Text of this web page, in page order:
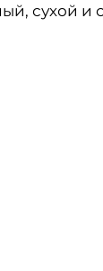
сухой и